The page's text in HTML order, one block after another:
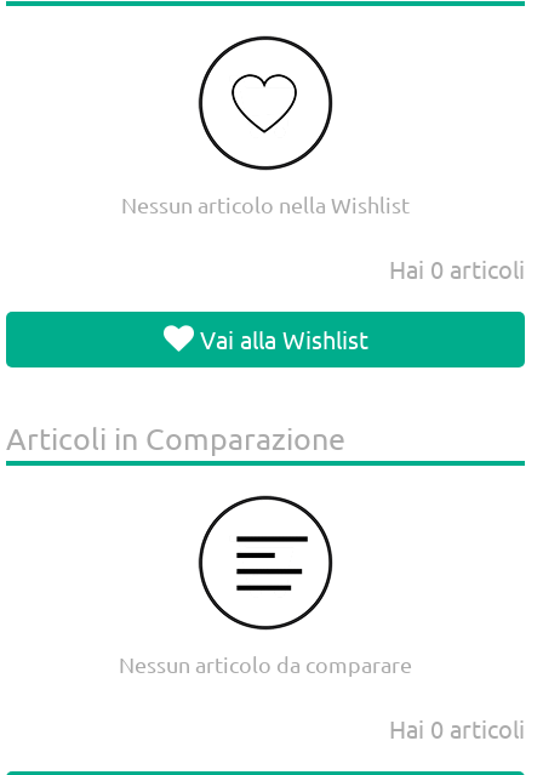
Nessun articolo nella Wishlist
Hai 0 articoli
Vai alla Wishlist
Articoli in Comparazione
Nessun articolo da comparare
Hai 0 articoli